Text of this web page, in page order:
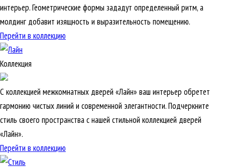
интерьер. Геометрические формы зададут определенный ритм, а
молдинг добавит изящность и выразительность помещению.
Перейти в коллекцию
Коллекция
С коллекцией межкомнатных дверей «Лайн» ваш интерьер обретет
гармонию чистых линий и современной элегантности. Подчеркните
стиль своего пространства с нашей стильной коллекцией дверей
«Лайн».
Перейти в коллекцию